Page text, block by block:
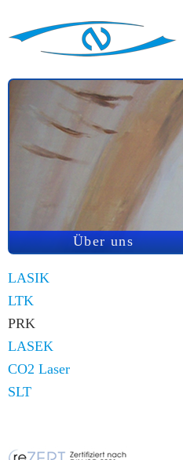
Über uns
LASIK
LTK
PRK
LASEK
CO2 Laser
SLT